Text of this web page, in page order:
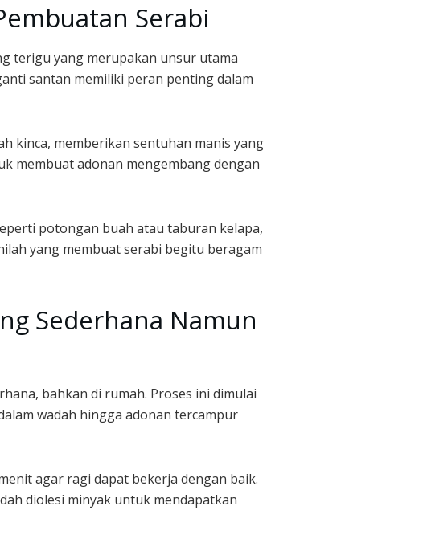
Serabi
terigu yang merupakan unsur utama
santan memiliki peran penting dalam
kinca, memberikan sentuhan manis yang
membuat adonan mengembang dengan
potongan buah atau taburan kelapa,
yang membuat serabi begitu beragam
Sederhana Namun
bahkan di rumah. Proses ini dimulai
wadah hingga adonan tercampur
agar ragi dapat bekerja dengan baik.
diolesi minyak untuk mendapatkan